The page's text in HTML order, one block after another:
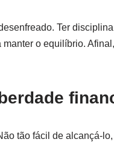
Ter
o equilíbrio.
tão fácil de alcançá-